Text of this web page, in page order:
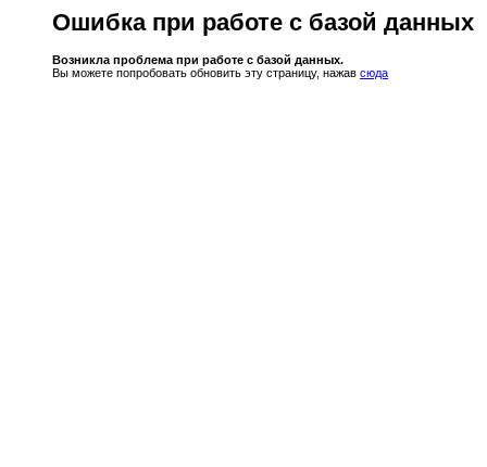
Ошибка при работе с базой данных
Возникла проблема при работе с базой данных.
Вы можете попробовать обновить эту страницу, нажав сюда